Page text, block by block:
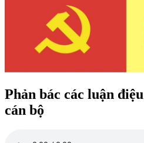
Phản bác các luận
cán bộ